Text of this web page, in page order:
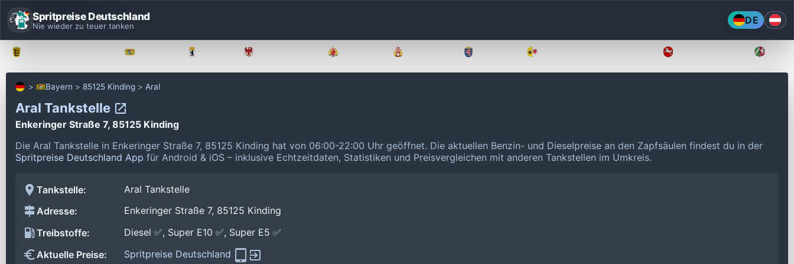
Spritpreise Deutschland
Nie wieder zu teuer tanken DE
Bayern 85125 Kinding Aral
Aral Tankstelle
Enkeringer Straße 7, 85125 Kinding
Die Aral Tankstelle in Enkeringer Straße 7, 85125 Kinding hat von 06:00-22:00 Uhr geöffnet. Die aktuellen Benzin- und Dieselpreise an den Zapfsäulen findest du in der
Spritpreise Deutschland App für Android & iOS – inklusive Echtzeitdaten, Statistiken und Preisvergleichen mit anderen Tankstellen im Umkreis.
Tankstelle:
Aral Tankstelle
Adresse:
Enkeringer Straße 7, 85125 Kinding
Treibstoffe:
Diesel ✅, Super E10 ✅, Super E5 ✅
Aktuelle Preise:
Spritpreise Deutschland